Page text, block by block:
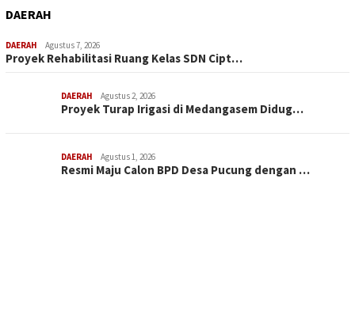
DAERAH
DAERAH Agustus 7, 2026
Proyek Rehabilitasi Ruang Kelas SDN Cipt…
DAERAH Agustus 2, 2026
Proyek Turap Irigasi di Medangasem Didug…
DAERAH Agustus 1, 2026
Resmi Maju Calon BPD Desa Pucung dengan …